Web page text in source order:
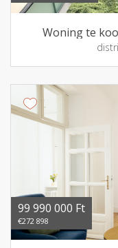
Woning te
99 990 000 Ft
€272 898